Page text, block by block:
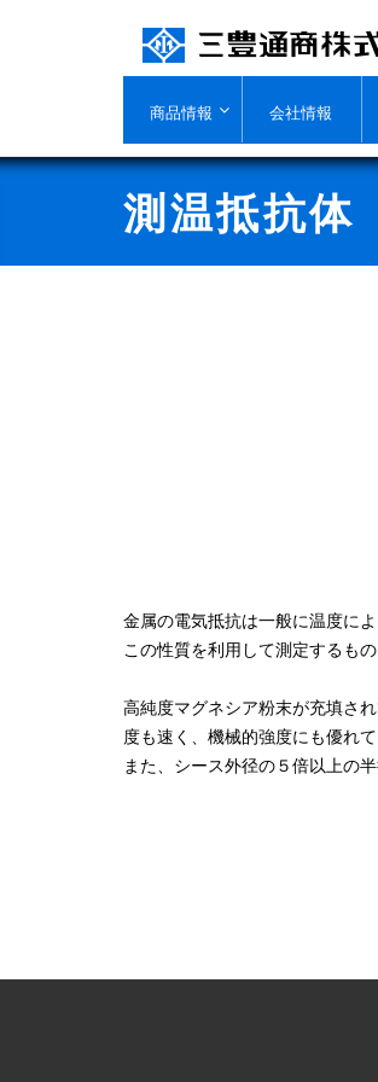
商品情報 会社情報
測温抵抗体
金属の電気抵抗は一般に温度によ
この性質を利用して測定するも
高純度マグネシア粉末が充填さ
度も速く、機械的強度にも優れて
また、シース外径の５倍以上の